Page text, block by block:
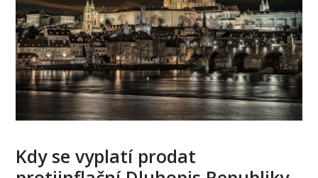
Kdy se vyplatí prodat